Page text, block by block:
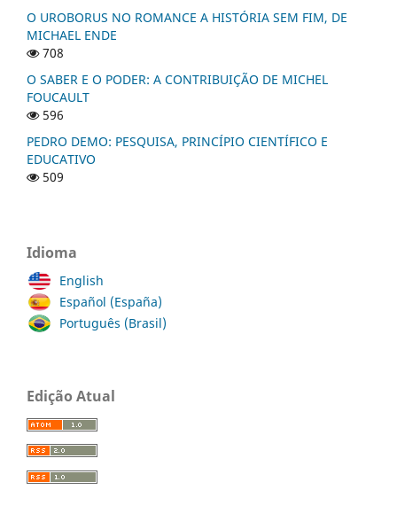
O UROBORUS NO ROMANCE A HISTÓRIA SEM FIM, DE
MICHAEL ENDE
708
O SABER E O PODER: A CONTRIBUIÇÃO DE MICHEL
FOUCAULT
596
PEDRO DEMO: PESQUISA, PRINCÍPIO CIENTÍFICO E
EDUCATIVO
509
Idioma
English
Español (España)
Português (Brasil)
Edição Atual